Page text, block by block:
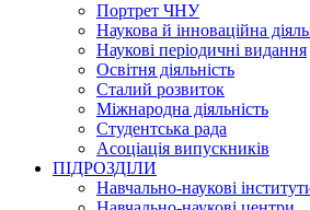
Портрет ЧНУ
Наукова й інноваційна
Наукові періодичні видання
Освітня діяльність
Сталий розвиток
Міжнародна діяльність
Студентська рада
Асоціація випускників
ПІДРОЗДІЛИ
Навчально-наукові